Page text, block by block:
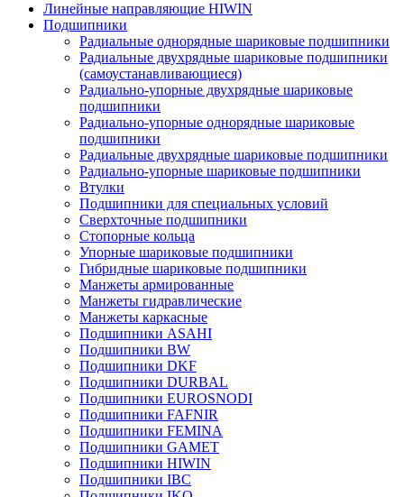
Линейные направляющие HIWIN
Подшипники
Радиальные однорядные шариковые подшипники
Радиальные двухрядные шариковые подшипники
(самоустанавливающиеся)
Радиально-упорные двухрядные шариковые
подшипники
Радиально-упорные однорядные шариковые
подшипники
Радиальные двухрядные шариковые подшипники
Радиально-упорные шариковые подшипники
Втулки
Подшипники для специальных условий
Сверхточные подшипники
Стопорные кольца
Упорные шариковые подшипники
Гибридные шариковые подшипники
Манжеты армированные
Манжеты гидравлические
Манжеты каркасные
Подшипники ASAHI
Подшипники BW
Подшипники DKF
Подшипники DURBAL
Подшипники EUROSNODI
Подшипники FAFNIR
Подшипники FEMINA
Подшипники GAMET
Подшипники HIWIN
Подшипники IBC